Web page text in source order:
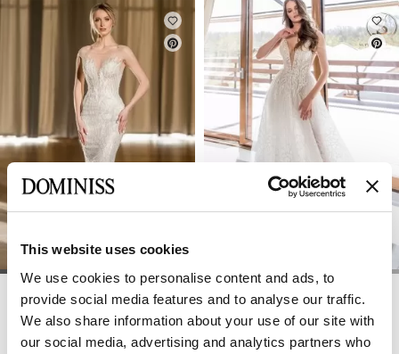
This website uses cookies
We use cookies to personalise content and ads, to
provide social media features and to analyse our traffic.
We also share information about your use of our site with
our social media, advertising and analytics partners who
ROYAL RUTH